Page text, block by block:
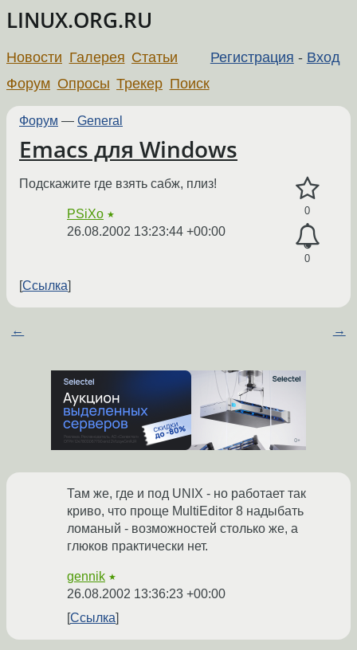
LINUX.ORG.RU
Регистрация - Вход
Новости Галерея Статьи
Форум Опросы Трекер Поиск
Форум — General
Emacs для Windows
0
0
Подскажите где взять сабж, плиз!
PSiXo ★
26.08.2002 13:23:44 +00:00
Ссылка
← →
Там же, где и под UNIX - но работает так
криво, что проще MultiEditor 8 надыбать
ломаный - возможностей столько же, а
глюков практически нет.
gennik ★
26.08.2002 13:36:23 +00:00
Ссылка